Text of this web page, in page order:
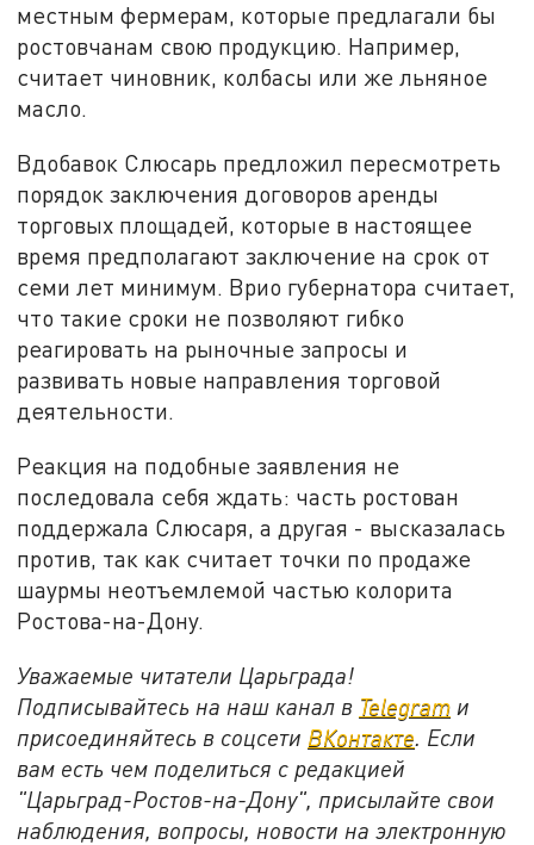
местным фермерам, которые предлагали бы
ростовчанам свою продукцию. Например,
считает чиновник, колбасы или же льняное
масло.
Вдобавок Слюсарь предложил пересмотреть
порядок заключения договоров аренды
торговых площадей, которые в настоящее
время предполагают заключение на срок от
семи лет минимум. Врио губернатора считает,
что такие сроки не позволяют гибко
реагировать на рыночные запросы и
развивать новые направления торговой
деятельности.
Реакция на подобные заявления не
последовала себя ждать: часть ростован
поддержала Слюсаря, а другая - высказалась
против, так как считает точки по продаже
шаурмы неотъемлемой частью колорита
Ростова-на-Дону.
Уважаемые читатели Царьграда!
Подписывайтесь на наш канал в Telegram и
присоединяйтесь в соцсети ВКонтакте . Если
вам есть чем поделиться с редакцией
"Царьград-Ростов-на-Дону", присылайте свои
наблюдения, вопросы, новости на электронную